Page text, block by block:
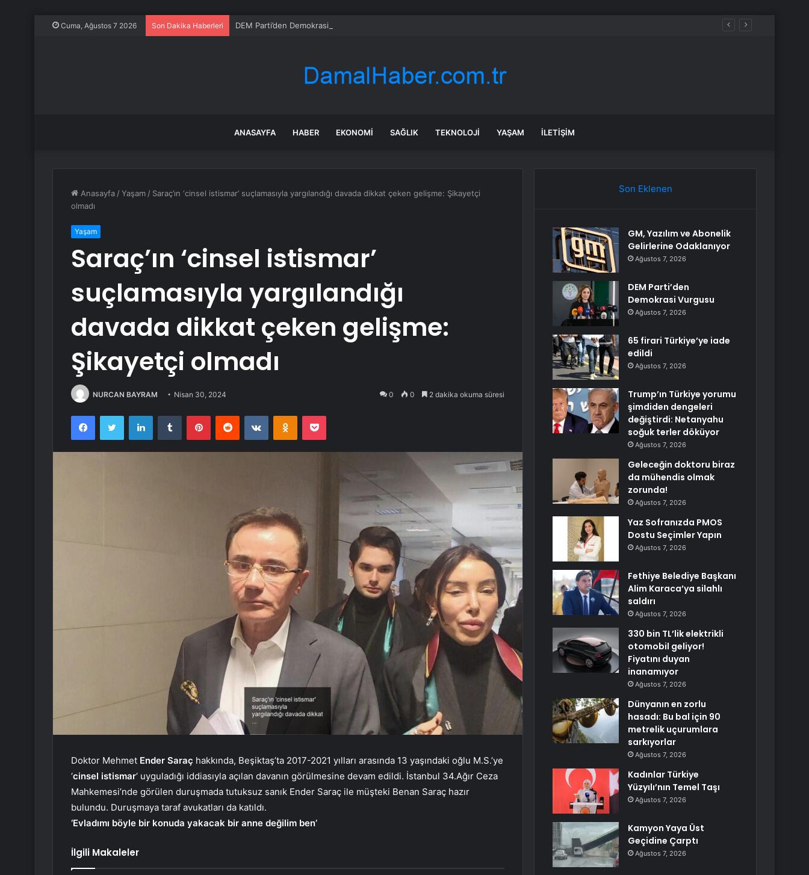
Cuma, Ağustos 7 2026 Son Dakika Haberleri DEM Parti’den Demokrasi Vurgusu
ANASAYFA HABER EKONOMI SAĞLIK TEKNOLOJI YAŞAM İLETIŞIM
Anasayfa /Yaşam / Saraç’ın ‘cinsel istismar’ suçlamasıyla yargılandığı davada dikkat çeken gelişme: Şikayetçi
olmadı
Yaşam
Saraç’ın ‘cinsel istismar’
suçlamasıyla yargılandığı
davada dikkat çeken gelişme:
Şikayetçi olmadı
NURCAN BAYRAM Nisan 30, 2024 0 0 2 dakika okuma süresi
FacebookTwitter LinkedInTumblr PinterestReddit VKontakteOdnoklassniki
Pocket
Doktor Mehmet Ender Saraç hakkında, Beşiktaş’ta 2017-2021 yılları arasında 13 yaşındaki oğlu M.S.’ye
‘cinsel istismar‘ uyguladığı iddiasıyla açılan davanın görülmesine devam edildi. İstanbul 34.Ağır Ceza
Mahkemesi’nde görülen duruşmada tutuksuz sanık Ender Saraç ile müşteki Benan Saraç hazır
bulundu. Duruşmaya taraf avukatları da katıldı.
‘Evladımı böyle bir konuda yakacak bir anne değilim ben’
İlgili Makaleler
Son Eklenen
GM, Yazılım ve Abonelik
Gelirlerine Odaklanıyor
Ağustos 7, 2026
DEM Parti’den
Demokrasi Vurgusu
Ağustos 7, 2026
65 firari Türkiye’ye iade
edildi
Ağustos 7, 2026
Trump’ın Türkiye yorumu
şimdiden dengeleri
değiştirdi: Netanyahu
soğuk terler döküyor
Ağustos 7, 2026
Geleceğin doktoru biraz
da mühendis olmak
zorunda!
Ağustos 7, 2026
Yaz Sofranızda PMOS
Dostu Seçimler Yapın
Ağustos 7, 2026
Fethiye Belediye Başkanı
Alim Karaca’ya silahlı
saldırı
Ağustos 7, 2026
330 bin TL’lik elektrikli
otomobil geliyor!
Fiyatını duyan
inanamıyor
Ağustos 7, 2026
Dünyanın en zorlu
hasadı: Bu bal için 90
metrelik uçurumlara
sarkıyorlar
Ağustos 7, 2026
Kadınlar Türkiye
Yüzyılı’nın Temel Taşı
Ağustos 7, 2026
Kamyon Yaya Üst
Geçidine Çarptı
Ağustos 7, 2026